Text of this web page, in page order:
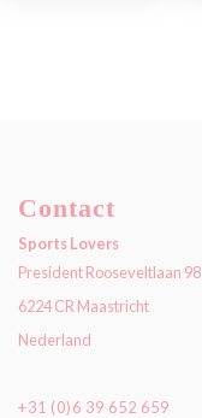
Contact
Sports Lovers
President Rooseveltlaan 98
6224 CR Maastricht
Nederland
+31 (0)6 39 652 659